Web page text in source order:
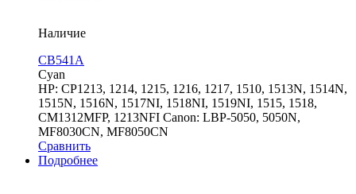
Наличие
CB541A
Cyan
HP: CP1213, 1214, 1215, 1216, 1217, 1510, 1513N, 1514N,
1515N, 1516N, 1517NI, 1518NI, 1519NI, 1515, 1518,
CM1312MFP, 1213NFI Canon: LBP-5050, 5050N,
MF8030CN, MF8050CN
Сравнить
Подробнее